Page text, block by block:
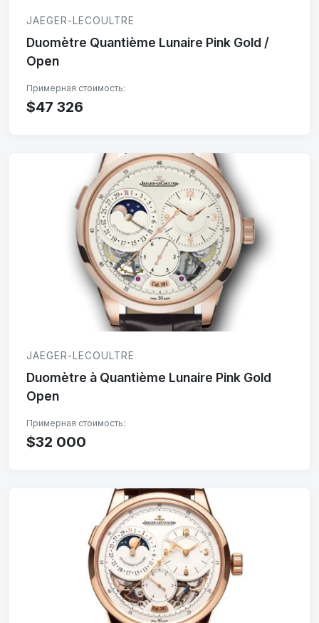
JAEGER-LECOULTRE
Duomètre Quantième Lunaire Pink Gold /
Open
$47 326
JAEGER-LECOULTRE
Duomètre à Quantième Lunaire Pink Gold
Open
$32 000